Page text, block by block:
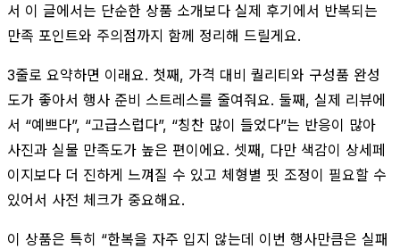
서 이 글에서는 단순한 상품 소개보다 실제 후기에서 반복되는
만족 포인트와 주의점까지 함께 정리해 드릴게요.
3줄로 요약하면 이래요. 첫째, 가격 대비 퀄리티와 구성품 완성
도가 좋아서 행사 준비 스트레스를 줄여줘요. 둘째, 실제 리뷰에
서 “예쁘다”, “고급스럽다”, “칭찬 많이 들었다”는 반응이 많아
사진과 실물 만족도가 높은 편이에요. 셋째, 다만 색감이 상세페
이지보다 더 진하게 느껴질 수 있고 체형별 핏 조정이 필요할 수
있어서 사전 체크가 중요해요.
이 상품은 특히 “한복을 자주 입지 않는데 이번 행사만큼은 실패